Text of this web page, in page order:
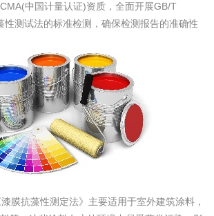
中国计量认证)资质，全面开展GB/T
测试法的标准检测，确保检测报告的准确性
膜抗藻性测定法》主要适用于室外建筑涂料，
成分分析配方研发 驱蚊检测
防霉检测
消毒产品备案 防螨除螨检测
微生物检测